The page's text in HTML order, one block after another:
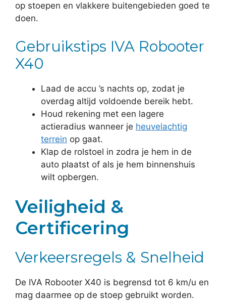
op stoepen en vlakkere buitengebieden goed te
doen.
Gebruikstips IVA Robooter
X40
Laad de accu ’s nachts op, zodat je
overdag altijd voldoende bereik hebt.
Houd rekening met een lagere
actieradius wanneer je heuvelachtig
terrein op gaat.
Klap de rolstoel in zodra je hem in de
auto plaatst of als je hem binnenshuis
wilt opbergen.
Veiligheid &
Certificering
Verkeersregels & Snelheid
De IVA Robooter X40 is begrensd tot 6 km/u en
mag daarmee op de stoep gebruikt worden.